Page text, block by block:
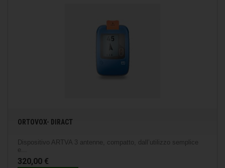
ORTOVOX- DIRACT
Dispositivo ARTVA 3 antenne, compatto, dall’utilizzo semplice
e...
320,00 €